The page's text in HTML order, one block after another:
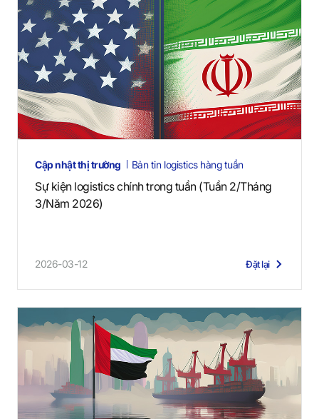
Cập nhật thị trường Bản tin logistics hàng tuần
Sự kiện logistics chính trong tuần (Tuần 2/Tháng
3/Năm 2026)
2026-03-12 Đặt lại